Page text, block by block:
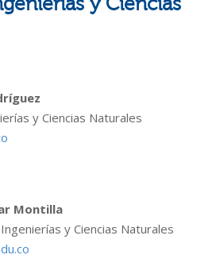
y Ciencias Naturales
Montilla
y Ciencias Naturales